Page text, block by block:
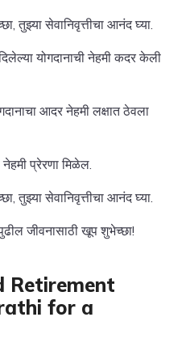
तुझ्या सेवानिवृत्तीचा आनंद घ्या.
योगदानाची नेहमी कदर केली
आदर नेहमी लक्षात ठेवला
नेहमी प्रेरणा मिळेल.
तुझ्या सेवानिवृत्तीचा आनंद घ्या.
जीवनासाठी खूप शुभेच्छा!
Retirement
for a